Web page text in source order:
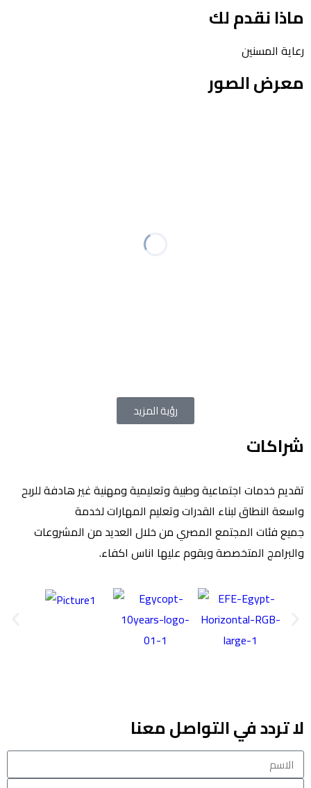
ماذا نقدم لك
رعاية المسنين
معرض الصور
رؤية المزيد
شراكات
تقديم خدمات اجتماعية وطبية وتعليمية ومهنية غير هادفة للربح
واسعة النطاق لبناء القدرات وتعليم المهارات لخدمة
جميع فئات المجتمع المصري من خلال العديد من المشروعات
والبرامج المتخصصة ويقوم عليها اناس اكفاء.
لا تردد في التواصل معنا